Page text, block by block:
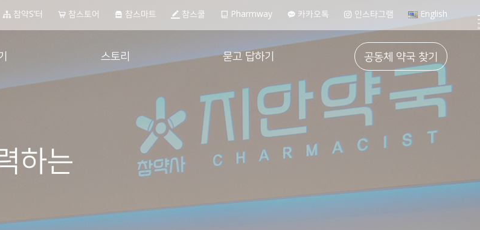
스토리
언론 속 참약사
묻고 답하기
FAQ
공동체 약국 찾기
가입 문의하기
참약S’터 참스토어 참스마트 참스쿨 Pharmway 카카오톡 인스타그램 English
하는